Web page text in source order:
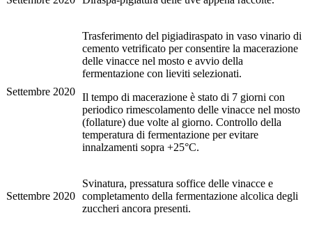
Settembre 2020
Trasferimento del pigiadiraspato in vaso vinario di
cemento vetrificato per consentire la macerazione
delle vinacce nel mosto e avvio della
fermentazione con lieviti selezionati.
Il tempo di macerazione è stato di 7 giorni con
periodico rimescolamento delle vinacce nel mosto
(follature) due volte al giorno. Controllo della
temperatura di fermentazione per evitare
innalzamenti sopra +25°C.
Settembre 2020
Svinatura, pressatura soffice delle vinacce e
completamento della fermentazione alcolica degli
zuccheri ancora presenti.